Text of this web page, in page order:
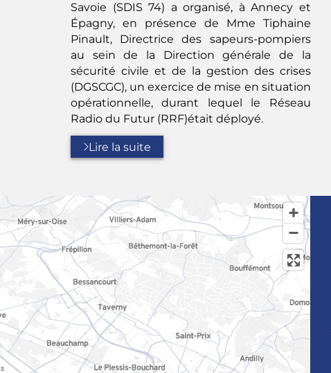
Savoie (SDIS 74) a organisé, à Annecy et
Épagny, en présence de Mme Tiphaine
Pinault, Directrice des sapeurs-pompiers
au sein de la Direction générale de la
sécurité civile et de la gestion des crises
(DGSCGC), un exercice de mise en situation
opérationnelle, durant lequel le Réseau
Radio du Futur (RRF)était déployé.
Lire la suite